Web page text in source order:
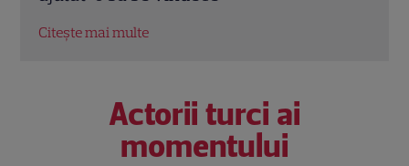
Citește mai multe
Actorii turci ai
momentului